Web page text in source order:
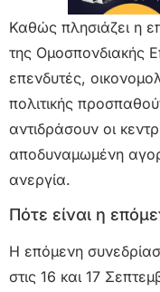
Καθώς πλησιάζει η
της Ομοσπονδιακής
επενδυτές,
πολιτικής
αντιδράσουν οι
αποδυναμωμένη
ανεργία.
Πότε είναι η
Η επόμενη
στις 16 και 17